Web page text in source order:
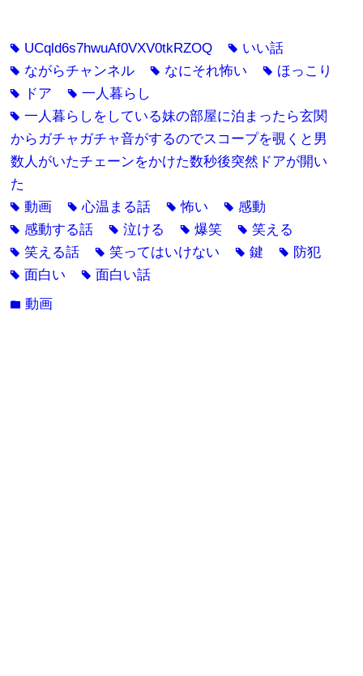
tag UCqld6s7hwuAf0VXV0tkRZOQ tag いい話
tag ながらチャンネル tag なにそれ怖い tag ほっこり
tag ドア tag一人暮らし
tag一人暮らしをしている妹の部屋に泊まったら玄関
からガチャガチャ音がするのでスコープを覗くと男
数人がいたチェーンをかけた数秒後突然ドアが開い
た
tag動画 tag心温まる話 tag怖い tag感動
tag感動する話 tag泣ける tag爆笑 tag笑える
tag笑える話 tag笑ってはいけない tag鍵 tag 防犯
tag 面白い tag 面白い話
folder動画